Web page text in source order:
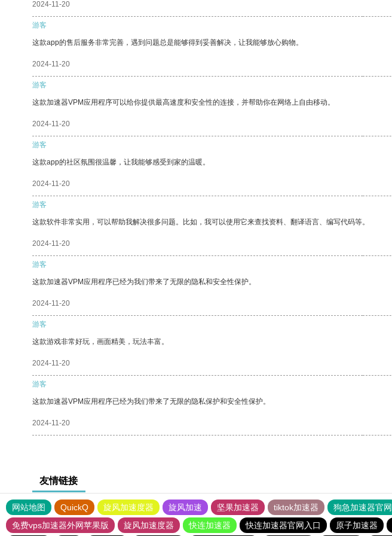
2024-11-20
游客
这款app的售后服务非常完善，遇到问题总是能够得到妥善解决，让我能够放心购物。
2024-11-20
游客
这款加速器VPM应用程序可以给你提供最高速度和安全性的连接，并帮助你在网络上自由移动。
2024-11-20
游客
这款app的社区氛围很温馨，让我能够感受到家的温暖。
2024-11-20
游客
这款软件非常实用，可以帮助我解决很多问题。比如，我可以使用它来查找资料、翻译语言、编写代码等。
2024-11-20
游客
这款加速器VPM应用程序已经为我们带来了无限的隐私和安全性保护。
2024-11-20
游客
这款游戏非常好玩，画面精美，玩法丰富。
2024-11-20
游客
这款加速器VPM应用程序已经为我们带来了无限的隐私保护和安全性保护。
2024-11-20
友情链接
网站地图 QuickQ 旋风加速度器 旋风加速 坚果加速器 tiktok加速器 狗急加速器官网
免费vps加速器外网苹果版
旋风加速度器 快连加速器 快连加速器官网入口 原子加速器